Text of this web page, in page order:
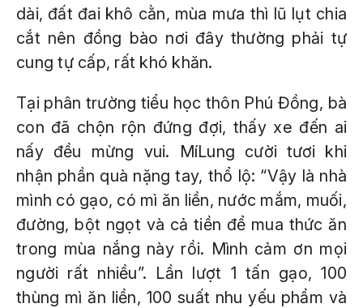
dài, đất đai khô cằn, mùa mưa thì lũ lụt chia
cắt nên đồng bào nơi đây thường phải tự
cung tự cấp, rất khó khăn.
Tại phân trường tiểu học thôn Phú Đồng, bà
con đã chộn rộn đứng đợi, thấy xe đến ai
nấy đều mừng vui. MíLung cười tươi khi
nhận phần quà nặng tay, thổ lộ: “Vậy là nhà
mình có gạo, có mì ăn liền, nước mắm, muối,
đường, bột ngọt và cả tiền để mua thức ăn
trong mùa nắng này rồi. Mình cảm ơn mọi
người rất nhiều”. Lần lượt 1 tấn gạo, 100
thùng mì ăn liền, 100 suất nhu yếu phẩm và